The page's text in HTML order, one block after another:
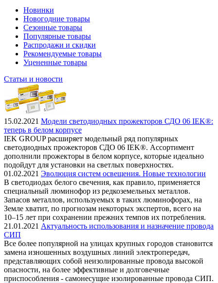
Новинки
Новогодние товары
Сезонные товары
Популярные товары
Распродажи и скидки
Рекомендуемые товары
Уцененные товары
Статьи и новости
15.02.2021 Модели светодиодных прожекторов СДО 06 IEK®:
теперь в белом корпусе
IEK GROUP расширяет модельный ряд популярных
светодиодных прожекторов СДО 06 IEK®. Ассортимент
дополнили прожекторы в белом корпусе, которые идеально
подойдут для установки на светлых поверхностях.
01.02.2021 Эволюция систем освещения. Новые технологии
В светодиодах белого свечения, как правило, применяется
специальный люминофор из редкоземельных металлов.
Запасов металлов, используемых в таких люминофорах, на
Земле хватит, по прогнозам некоторых экспертов, всего на
10–15 лет при сохранении прежних темпов их потребления.
21.01.2021 Актуальность использования и назначение провода
СИП
Все более популярной на улицах крупных городов становится
замена изношенных воздушных линий электропередач,
представляющих собой неизолированные провода высокой
опасности, на более эффективные и долговечные
приспособления - самонесущие изолированные провода СИП.